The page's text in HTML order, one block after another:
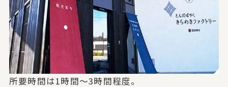
所要時間は1時間～3時間程度。